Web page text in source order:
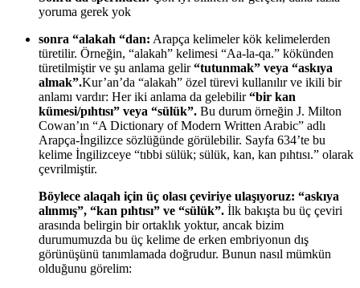
yoruma gerek yok
sonra “alakah “dan: Arapça kelimeler kök kelimelerden
türetilir. Örneğin, “alakah” kelimesi “Aa-la-qa.” kökünden
türetilmiştir ve şu anlama gelir“tutunmak” veya “askıya
almak”.Kur’an’da “alakah” özel türevi kullanılır ve ikili bir
anlamı vardır: Her iki anlama da gelebilir“bir kan
kümesi/pıhtısı” veya “sülük”. Bu durum örneğin J. Milton
Cowan’ın “A Dictionary of Modern Written Arabic” adlı
Arapça-İngilizce sözlüğünde görülebilir. Sayfa 634’te bu
kelime İngilizceye “tıbbi sülük; sülük, kan, kan pıhtısı.” olarak
çevrilmiştir.
Böylece alaqah için üç olası çeviriye ulaşıyoruz: “askıya
alınmış”, “kan pıhtısı” ve “sülük”. İlk bakışta bu üç çeviri
arasında belirgin bir ortaklık yoktur, ancak bizim
durumumuzda bu üç kelime de erken embriyonun dış
görünüşünü tanımlamada doğrudur. Bunun nasıl mümkün
olduğunu görelim: